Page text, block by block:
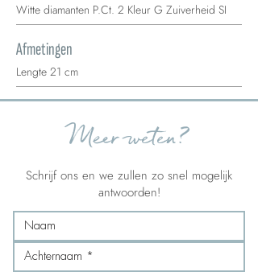
Witte diamanten P.Ct. 2 Kleur G Zuiverheid SI
Afmetingen
Lengte 21 cm
Meer weten?
Schrijf ons en we zullen zo snel mogelijk
antwoorden!